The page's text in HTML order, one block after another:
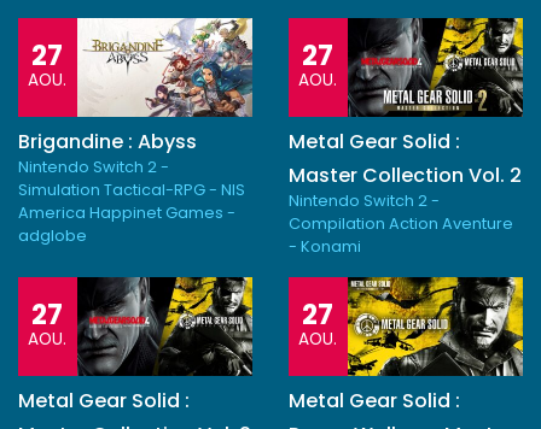
27
AOU.
Brigandine : Abyss
Nintendo Switch 2 -
Simulation Tactical-RPG - NIS
America Happinet Games -
adglobe
27
AOU.
Metal Gear Solid :
Master Collection Vol. 2
Nintendo Switch 2 -
Compilation Action Aventure
- Konami
27
AOU.
Metal Gear Solid :
27
AOU.
Metal Gear Solid :